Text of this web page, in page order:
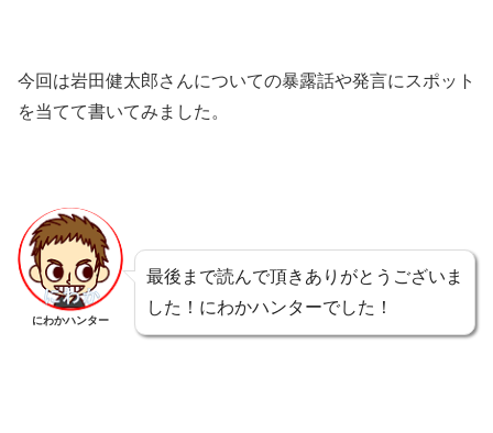
今回は岩田健太郎さんについての暴露話や発言にスポット
を当てて書いてみました。
にわかハンター
最後まで読んで頂きありがとうございま
した！にわかハンターでした！